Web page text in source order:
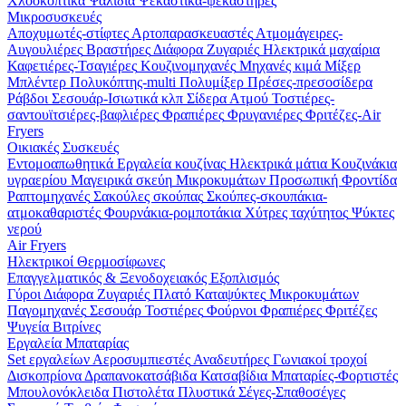
Μικροσυσκευές
Αποχυμωτές-στίφτες Αρτοπαρασκευαστές Ατμομάγειρες-
Αυγουλιέρες Βραστήρες Διάφορα Ζυγαριές Ηλεκτρικά μαχαίρια
Καφετιέρες-Τσαγιέρες Κουζινομηχανές Μηχανές κιμά Μίξερ
Μπλέντερ Πολυκόπτης-multi Πολυμίξερ Πρέσες-πρεσοσίδερα
Ράβδοι Σεσουάρ-Ισιωτικά κλπ Σίδερα Ατμού Τοστιέρες-
σαντουϊτσιέρες-βαφλιέρες Φραπιέρες Φρυγανιέρες Φριτέζες-Air
Fryers
Οικιακές Συσκευές
Εντομοαπωθητικά Εργαλεία κουζίνας Ηλεκτρικά μάτια Κουζινάκια
υγραερίου Μαγειρικά σκεύη Μικροκυμάτων Προσωπική Φροντίδα
Ραπτομηχανές Σακούλες σκούπας Σκούπες-σκουπάκια-
ατμοκαθαριστές Φουρνάκια-ρομποτάκια Χύτρες ταχύτητος Ψύκτες
νερού
Air Fryers
Ηλεκτρικοί Θερμοσίφωνες
Επαγγελματικός & Ξενοδοχειακός Εξοπλισμός
Γύροι Διάφορα Ζυγαριές Πλατό Καταψύκτες Μικροκυμάτων
Παγομηχανές Σεσουάρ Τοστιέρες Φούρνοι Φραπιέρες Φριτέζες
Ψυγεία Βιτρίνες
Εργαλεία Μπαταρίας
Set εργαλείων Αεροσυμπιεστές Αναδευτήρες Γωνιακοί τροχοί
Δισκοπρίονα Δραπανοκατσάβιδα Κατσαβίδια Μπαταρίες-Φορτιστές
Μπουλονόκλειδα Πιστολέτα Πλυστικά Σέγες-Σπαθοσέγες